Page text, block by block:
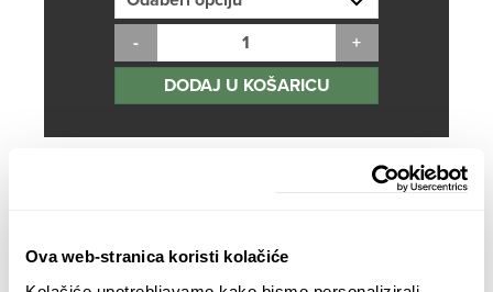
Ova web-stranica koristi kolačiće
75,00 €
do
DODAJ U KOŠARICU
Dostupne dimenzije: 60×40 ¦ 90×60 ¦ 120×80